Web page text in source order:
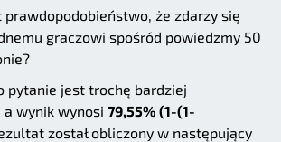
prawdopodobieństwo, że zdarzy się
graczowi spośród powiedzmy 50
pytanie jest trochę bardziej
wynik wynosi 79,55% (1-(1-
został obliczony w następujący